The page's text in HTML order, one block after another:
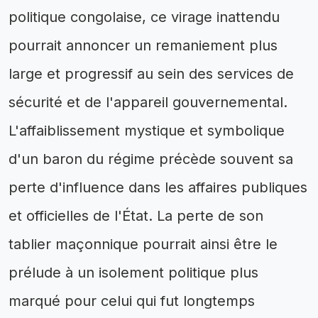
politique congolaise, ce virage inattendu
pourrait annoncer un remaniement plus
large et progressif au sein des services de
sécurité et de l'appareil gouvernemental.
L'affaiblissement mystique et symbolique
d'un baron du régime précède souvent sa
perte d'influence dans les affaires publiques
et officielles de l'État. La perte de son
tablier maçonnique pourrait ainsi être le
prélude à un isolement politique plus
marqué pour celui qui fut longtemps